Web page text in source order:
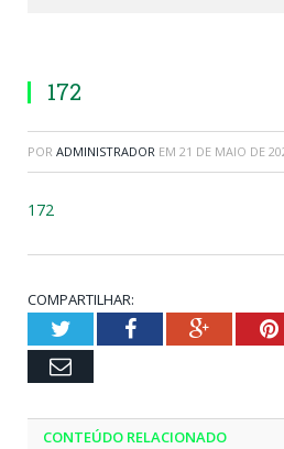
172
POR ADMINISTRADOR EM 21 DE MAIO DE
172
COMPARTILHAR:
TwitterFacebookGoogle+
Email
CONTEÚDO RELACIONADO